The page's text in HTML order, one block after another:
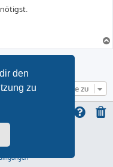
den
zu
Gehe zu